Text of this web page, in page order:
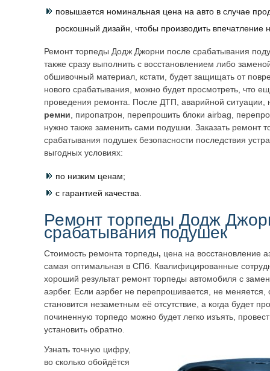
повышается номинальная цена на авто в случае
роскошный дизайн, чтобы производить впечатление
Ремонт торпеды Додж Джорни после срабатывания
также сразу выполнить с восстановлением либо
обшивочный материал, кстати, будет защищать от
нового срабатывания, можно будет просмотреть, что
проведения ремонта. После ДТП, аварийной ситуации,
ремни , пиропатрон, перепрошить блоки airbag,
нужно также заменить сами подушки. Заказать ремонт
срабатывания подушек безопасности последствия
выгодных условиях:
по низким ценам;
с гарантией качества.
Ремонт торпеды Додж
срабатывания подушек
Стоимость ремонта торпеды, цена на восстановление
самая оптимальная в СПб. Квалифицированные
хороший результат ремонт торпеды автомобиля с
аэрбег. Если аэрбег не перепрошивается, не меняется,
становится незаметным её отсутствие, а когда будет
починенную торпедо можно будет легко изъять,
установить обратно.
Узнать точную цифру,
во сколько обойдётся